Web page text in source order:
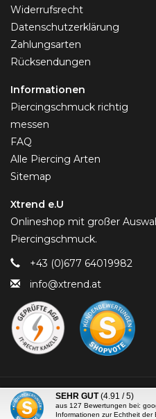
Widerrufsrecht
Datenschutzerklärung
Zahlungsarten
Rücksendungen
Informationen
Piercingschmuck richtig
messen
FAQ
Alle Piercing Arten
Sitemap
Xtrend e.U
Onlineshop mit großer
Piercingschmuck.
+43 (0)677 64019982
info@xtrend.at
© Copyright 2026 Piercing-
SEHR GUT (4.91 / 5)
aus 127 Bewertungen bei:
Informationen zur Echtheit der